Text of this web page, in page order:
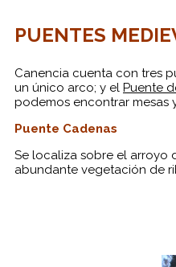
PUENTES
Canencia cuenta con tres
un único arco; y el Puente
podemos encontrar mesas
Puente Cadenas
Se localiza sobre el arroyo
abundante vegetación de